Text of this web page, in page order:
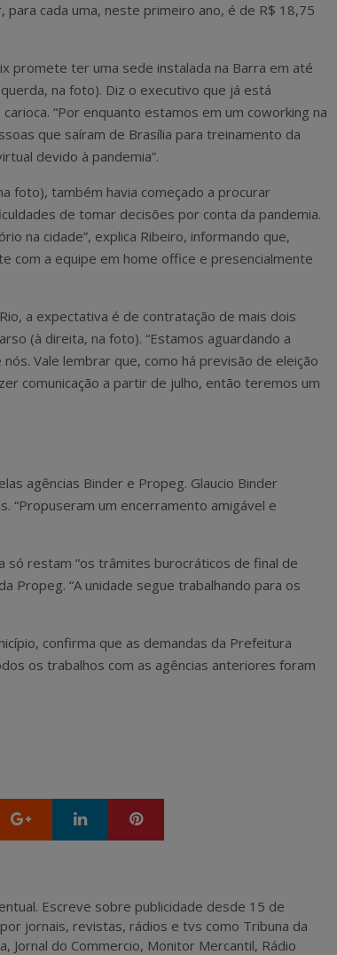
para cada uma, neste primeiro ano, é de R$ 18,75
promete ter uma sede instalada na Barra em até
na foto). Diz o executivo que já está
“Por enquanto estamos em um coworking na
que saíram de Brasília para treinamento da
devido à pandemia”.
foto), também havia começado a procurar
de tomar decisões por conta da pandemia.
na cidade”, explica Ribeiro, informando que,
com a equipe em home office e presencialmente
a expectativa é de contratação de mais dois
(à direita, na foto). “Estamos aguardando a
Vale lembrar que, como há previsão de eleição
comunicação a partir de julho, então teremos um
agências Binder e Propeg. Glaucio Binder
“Propuseram um encerramento amigável e
restam “os trâmites burocráticos de final de
Propeg. “A unidade segue trabalhando para os
confirma que as demandas da Prefeitura
os trabalhos com as agências anteriores foram
Google+ LinkedIn
Escreve sobre publicidade desde 15 de
jornais, revistas, rádios e tvs como Tribuna da
Jornal do Commercio, Monitor Mercantil, Rádio